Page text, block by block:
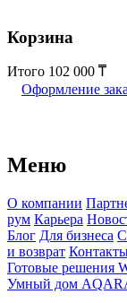
Корзина
Итого 102 000
Оформление
Меню
О компании
рум Карьера
Блог Для бизнеса
и возврат
Готовые решения
Умный дом